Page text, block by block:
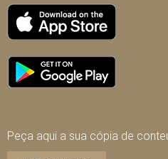
Peça aqui a sua cópia de